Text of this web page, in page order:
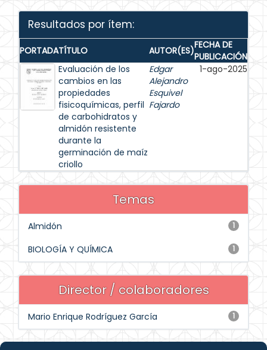
Resultados por ítem:
PORTADATÍTULO AUTOR(ES)FECHA DE
PUBLICACIÓN
Evaluación de los
cambios en las
propiedades
fisicoquímicas, perfil
de carbohidratos y
almidón resistente
durante la
germinación de maíz
criollo
Edgar
Alejandro
Esquivel
Fajardo
1-ago-2025
Temas
1
Almidón
1
BIOLOGÍA Y QUÍMICA
Director / colaboradores
1
Mario Enrique Rodríguez García